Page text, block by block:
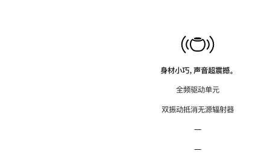
身材小巧，声音超震撼。
全频驱动单元
双振动抵消无源辐射器
—
—